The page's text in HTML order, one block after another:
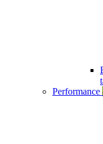
Performance